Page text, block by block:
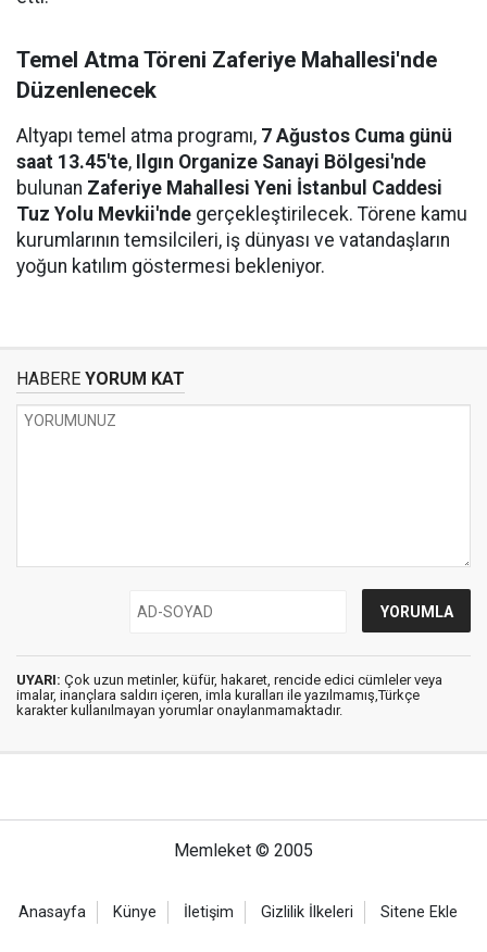
Temel Atma Töreni Zaferiye Mahallesi'nde
Düzenlenecek
Altyapı temel atma programı, 7 Ağustos Cuma günü
saat 13.45'te,
Ilgın Organize Sanayi Bölgesi'nde
bulunan Zaferiye Mahallesi Yeni İstanbul Caddesi
Tuz Yolu Mevkii'nde gerçekleştirilecek. Törene kamu
kurumlarının temsilcileri, iş dünyası ve vatandaşların
yoğun katılım göstermesi bekleniyor.
HABERE YORUM KAT
UYARI: Çok uzun metinler, küfür, hakaret, rencide edici cümleler veya
imalar, inançlara saldırı içeren, imla kuralları ile yazılmamış,Türkçe
karakter kullanılmayan yorumlar onaylanmamaktadır.
Memleket © 2005
Anasayfa Künye İletişim Gizlilik İlkeleri Sitene Ekle